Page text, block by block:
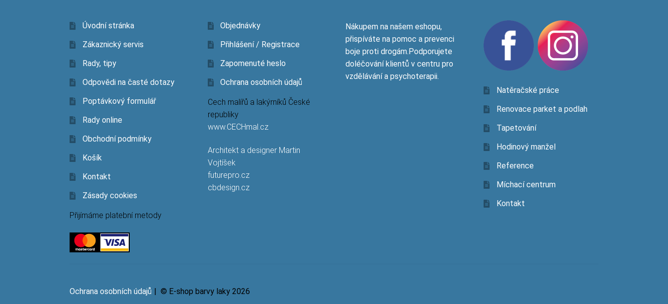
Úvodní stránka
Zákaznický servis
Rady, tipy
Odpovědi na časté dotazy
Poptávkový formulář
Rady online
Obchodní podmínky
Košík
Kontakt
Zásady cookies
Přijímáme platební metody
Objednávky
Přihlášení / Registrace
Zapomenuté heslo
Ochrana osobních údajů
Cech malířů a lakýrníků České
republiky
www.CECHmal.cz
Architekt a designer Martin
Vojtíšek
futurepro.cz
cbdesign.cz
Nákupem na našem eshopu,
přispíváte na pomoc a prevenci
boje proti drogám.Podporujete
doléčování klientů v centru pro
vzdělávání a psychoterapii.
Natěračské práce
Renovace parket a podlah
Tapetování
Hodinový manžel
Reference
Míchací centrum
Kontakt
Ochrana osobních údajů © E-shop barvy laky 2026